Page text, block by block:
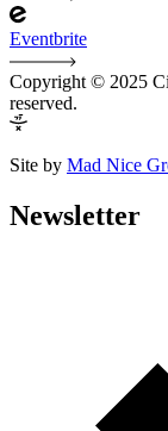
Eventbrite
Copyright © 2025
reserved.
Site by Mad Nice
Newsletter